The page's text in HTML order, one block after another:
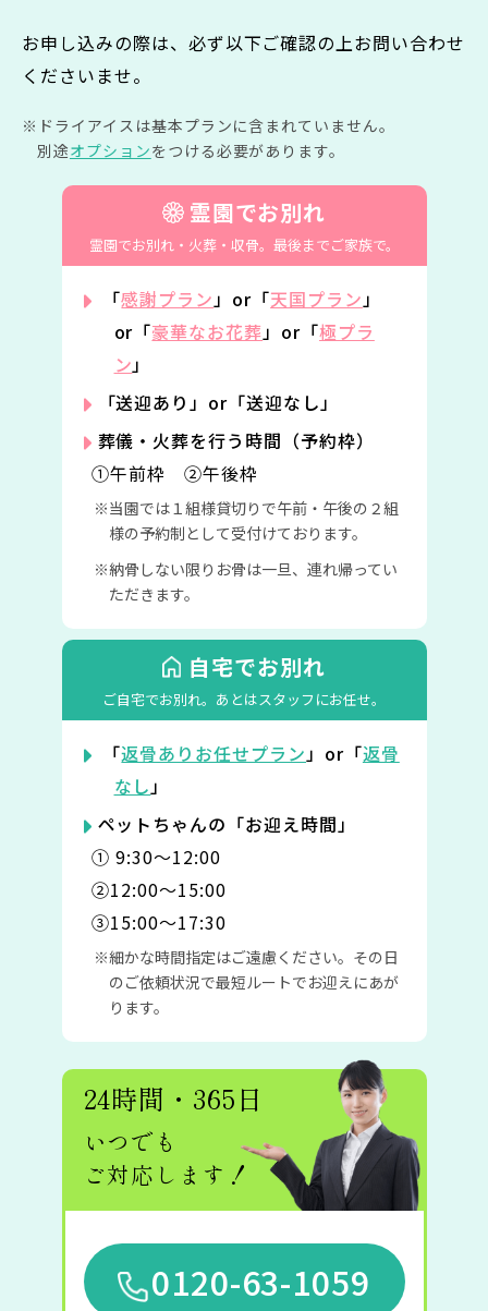
お申し込みの際は、必ず以下ご確認の上お問い合わせ
くださいませ。
ドライアイスは基本プランに含まれていません。
別途オプションをつける必要があります。
霊園でお別れ
霊園でお別れ・火葬・収骨。 最後までご家族で。
「感謝プラン」or「天国プラン」
or「豪華なお花葬」or「極プラ
ン」
「送迎あり」or「送迎なし」
葬儀・火葬を行う時間（予約枠）
①午前枠 ②午後枠
当園では１組様貸切りで午前・午後の２組
様の予約制として受付けております。
納骨しない限りお骨は一旦、連れ帰ってい
ただきます。
自宅でお別れ
ご自宅でお別れ。 あとはスタッフにお任せ。
「返骨ありお任せプラン」or「返骨
なし」
ペットちゃんの「お迎え時間」
① 9:30〜12:00
②12:00〜15:00
③15:00〜17:30
細かな時間指定はご遠慮ください。その日
のご依頼状況で最短ルートでお迎えにあが
ります。
24時間・365日
いつでも
ご対応します！
0120-63-1059